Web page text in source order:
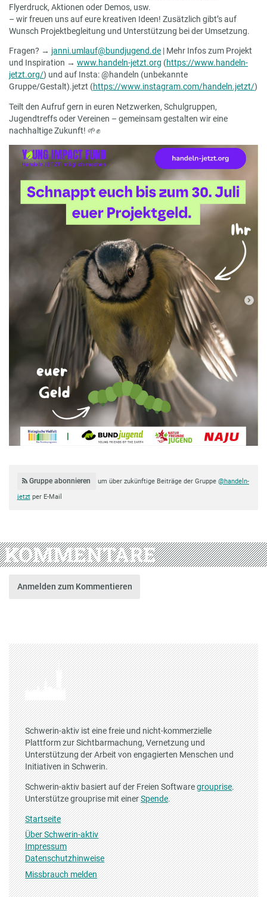
Flyerdruck, Aktionen oder Demos, usw.
– wir freuen uns auf eure kreativen Ideen! Zusätzlich gibt’s auf
Wunsch Projektbegleitung und Unterstützung bei der Umsetzung.
Fragen? → janni.umlauf@bundjugend.de | Mehr Infos zum Projekt
und Inspiration → www.handeln-jetzt.org (https://www.handeln-
jetzt.org/) und auf Insta:@handeln (unbekannte
Gruppe/Gestalt).jetzt (https://www.instagram.com/handeln.jetzt/)
Teilt den Aufruf gern in euren Netzwerken, Schulgruppen,
Jugendtreffs oder Vereinen – gemeinsam gestalten wir eine
nachhaltige Zukunft! 🌱✊
Gruppe abonnieren um über zukünftige Beiträge der Gruppe @handeln-
jetztper E-Mail
KOMMENTARE
Anmelden zum Kommentieren
Schwerin-aktiv ist eine freie und nicht-kommerzielle
Plattform zur Sichtbarmachung, Vernetzung und
Unterstützung der Arbeit von engagierten Menschen und
Initiativen in Schwerin.
Schwerin-aktiv basiert auf der Freien Softwaregrouprise.
Unterstütze grouprise mit einerSpende.
Startseite
Über Schwerin-aktiv
Impressum
Datenschutzhinweise
Missbrauch melden